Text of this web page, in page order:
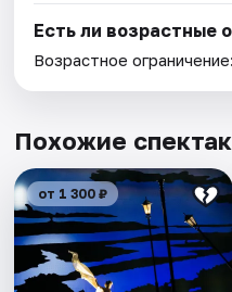
Есть ли возрастные
Возрастное
Похожие
от 1 300 ₽